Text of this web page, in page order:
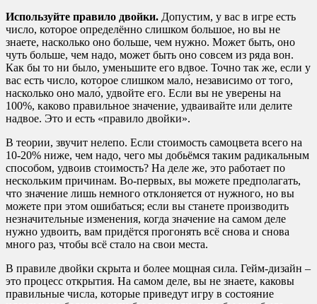
Используйте правило двойки. Допустим, у вас в игре есть
число, которое определённо слишком большое, но вы не
знаете, насколько оно больше, чем нужно. Может быть, оно
чуть больше, чем надо, может быть оно совсем из ряда вон.
Как бы то ни было, уменьшите его вдвое. Точно так же, если у
вас есть число, которое слишком мало́, независимо от того,
насколько оно мало́, удвойте его. Если вы не уверены на
100%, каково правильное значение, удваивайте или делите
надвое. Это и есть «правило двойки».
В теории, звучит нелепо. Если стоимость самоцвета всего на
10-20% ниже, чем надо, чего мы добьёмся таким радикальным
способом, удвоив стоимость? На деле же, это работает по
нескольким причинам. Во-первых, вы можете предполагать,
что значение лишь немного отклоняется от нужного, но вы
можете при этом ошибаться; если вы станете производить
незначительные изменения, когда значение на самом деле
нужно удвоить, вам придётся прогонять всё снова и снова
много раз, чтобы всё стало на свои места.
В правиле двойки скрыта и более мощная сила. Гейм-дизайн –
это процесс открытия. На самом деле, вы не знаете, каковы
правильные числа, которые приведут игру в состояние